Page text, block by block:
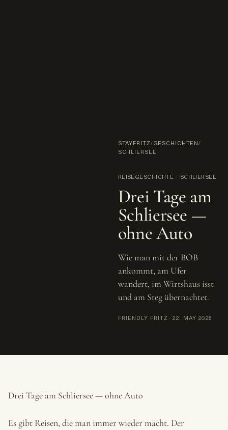
STAYFRITZ/GESCHICHTEN/
SCHLIERSEE
REISEGESCHICHTE · SCHLIERSEE
Drei Tage am
Schliersee —
ohne Auto
Wie man mit der BOB
ankommt, am Ufer
wandert, im Wirtshaus isst
und am Steg übernachtet.
FRIENDLY FRITZ · 22. MAY 2026
Drei Tage am Schliersee — ohne Auto
Es gibt Reisen, die man immer wieder macht. Der